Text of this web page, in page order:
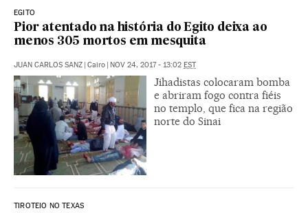
EGITO
Pior atentado na história do Egito deixa ao
menos 305 mortos em mesquita
JUAN CARLOS SANZ | Cairo | NOV 24, 2017 - 13:02 EST
Jihadistas colocaram bomba
e abriram fogo contra fiéis
no templo, que fica na região
norte do Sinai
TIROTEIO NO TEXAS